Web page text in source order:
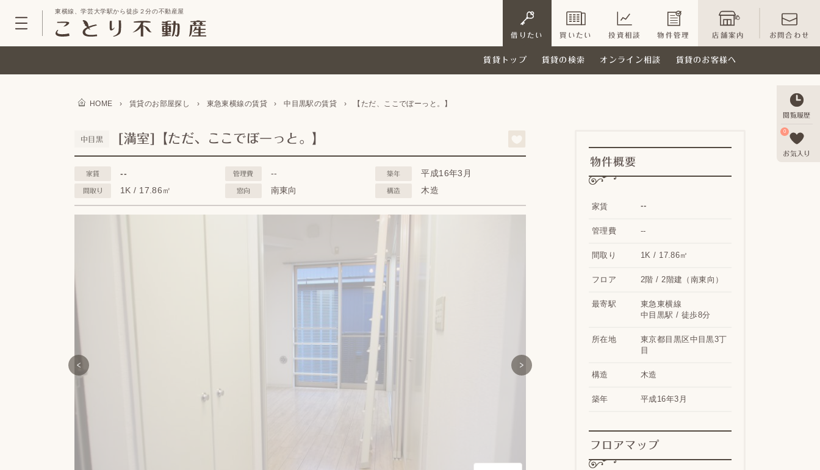
東横線、学芸大学駅から徒歩２分の不動産屋
借りたい 買いたい 投資相談 物件管理 店舗案内 お問合わせ
賃貸トップ 賃貸の検索 オンライン相談 賃貸のお客様へ
閲覧履歴
0
お気入り
HOME › 賃貸のお部屋探し › 東急東横線の賃貸 › 中目黒駅の賃貸 › 【ただ、ここでぼーっと。】
中目黒 [満室]【ただ、ここでぼーっと。】
家賃 -- 管理費 -- 築年 平成16年3月
間取り 1K / 17.86㎡ 窓向 南東向 構造 木造
物件概要
家賃 --
管理費 --
間取り 1K / 17.86㎡
フロア 2階 / 2階建（南東向）
最寄駅
東急東横線
中目黒駅 / 徒歩8分
所在地
東京都目黒区中目黒3丁
目
構造 木造
築年 平成16年3月
フロアマップ